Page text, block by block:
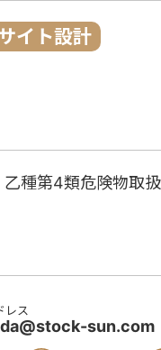
イト設計
種第4類危険物取
レス
sun.com